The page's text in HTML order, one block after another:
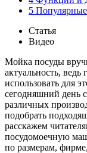
5
Статья
Видео
Мойка посуды
актуальность, ведь
использовать для
сегодняшний день
различных
подобрать
расскажем
посудомоечную
по размерам,